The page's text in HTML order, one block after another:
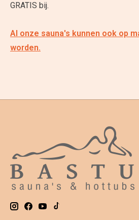
GRATIS bij.
Al onze sauna's kunnen ook op
worden.